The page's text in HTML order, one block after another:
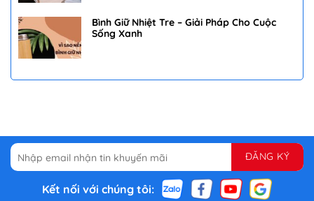
Bình Giữ Nhiệt Tre – Giải Pháp Cho Cuộc
Sống Xanh
Kết nối với chúng tôi: